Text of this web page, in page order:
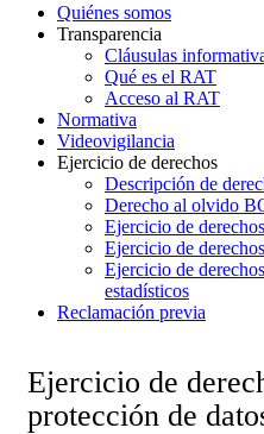
Quiénes somos
Transparencia
Cláusulas
Qué es el RAT
Acceso al RAT
Normativa
Videovigilancia
Ejercicio de derechos
Descripción de
Derecho al olvido
Ejercicio de derechos
Ejercicio de
Ejercicio de
estadísticos
Reclamación previa
Ejercicio de
protección de